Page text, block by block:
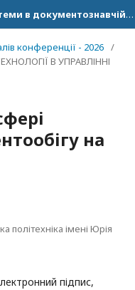
Інформаційні технології і системи в документознавчій сфері
конференції - 2026 /
В УПРАВЛІННІ
на
політехніка імені Юрія
підпис,